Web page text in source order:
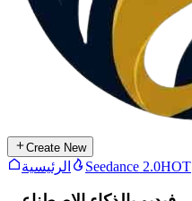
Create New
الرئيسية Seedance 2.0HOT